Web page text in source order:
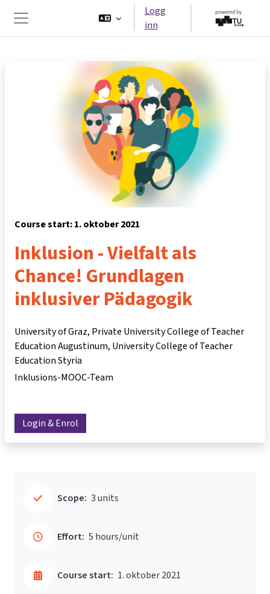
Sidepanel
Logg
inn
Course start: 1. oktober 2021
Inklusion - Vielfalt als
Chance! Grundlagen
inklusiver Pädagogik
University of Graz, Private University College of Teacher
Education Augustinum, University College of Teacher
Education Styria
Inklusions-MOOC-Team
Login & Enrol
Scope: 3 units
Effort: 5 hours/unit
Course start: 1. oktober 2021